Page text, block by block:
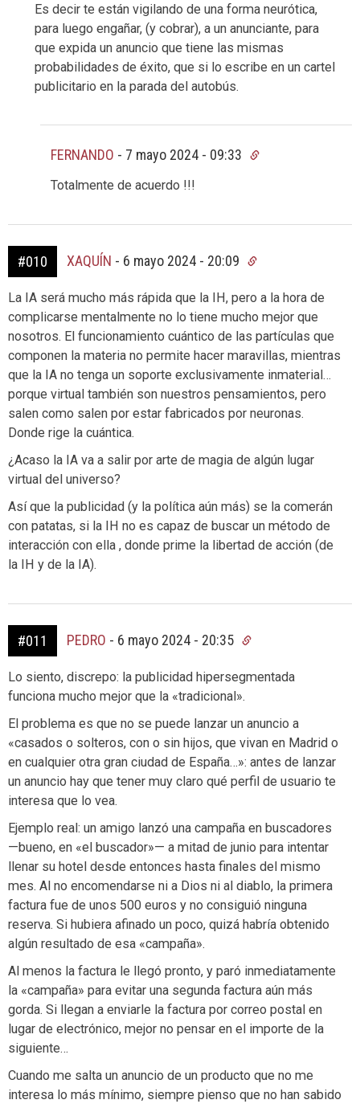
Es decir te están vigilando de una forma neurótica,
para luego engañar, (y cobrar), a un anunciante, para
que expida un anuncio que tiene las mismas
probabilidades de éxito, que si lo escribe en un cartel
publicitario en la parada del autobús.
FERNANDO - 7 mayo 2024 - 09:33
Totalmente de acuerdo !!!
#010 XAQUÍN - 6 mayo 2024 - 20:09
La IA será mucho más rápida que la IH, pero a la hora de
complicarse mentalmente no lo tiene mucho mejor que
nosotros. El funcionamiento cuántico de las partículas que
componen la materia no permite hacer maravillas, mientras
que la IA no tenga un soporte exclusivamente inmaterial…
porque virtual también son nuestros pensamientos, pero
salen como salen por estar fabricados por neuronas.
Donde rige la cuántica.
¿Acaso la IA va a salir por arte de magia de algún lugar
virtual del universo?
Así que la publicidad (y la política aún más) se la comerán
con patatas, si la IH no es capaz de buscar un método de
interacción con ella , donde prime la libertad de acción (de
la IH y de la IA).
#011 PEDRO - 6 mayo 2024 - 20:35
Lo siento, discrepo: la publicidad hipersegmentada
funciona mucho mejor que la «tradicional».
El problema es que no se puede lanzar un anuncio a
«casados o solteros, con o sin hijos, que vivan en Madrid o
en cualquier otra gran ciudad de España…»: antes de lanzar
un anuncio hay que tener muy claro qué perfil de usuario te
interesa que lo vea.
Ejemplo real: un amigo lanzó una campaña en buscadores
—bueno, en «el buscador»— a mitad de junio para intentar
llenar su hotel desde entonces hasta finales del mismo
mes. Al no encomendarse ni a Dios ni al diablo, la primera
factura fue de unos 500 euros y no consiguió ninguna
reserva. Si hubiera afinado un poco, quizá habría obtenido
algún resultado de esa «campaña».
Al menos la factura le llegó pronto, y paró inmediatamente
la «campaña» para evitar una segunda factura aún más
gorda. Si llegan a enviarle la factura por correo postal en
lugar de electrónico, mejor no pensar en el importe de la
siguiente…
Cuando me salta un anuncio de un producto que no me
interesa lo más mínimo, siempre pienso que no han sabido